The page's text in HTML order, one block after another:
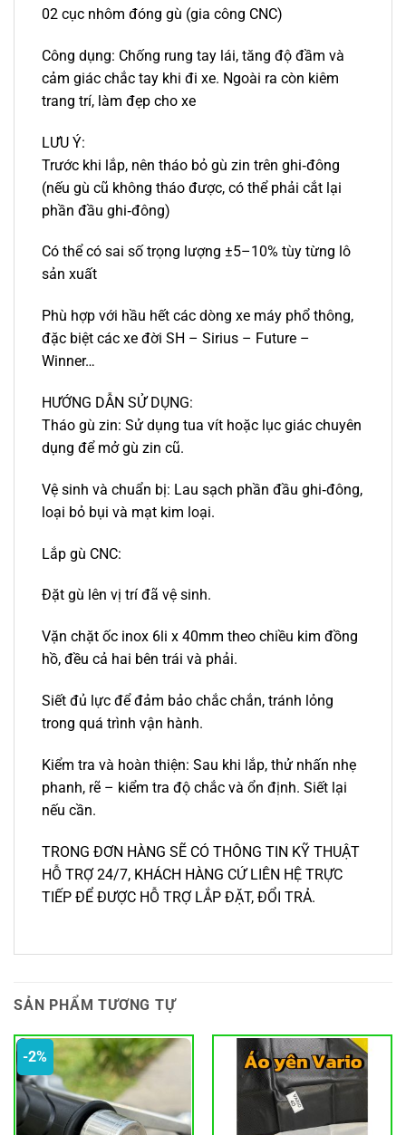
02 cục nhôm đóng gù (gia công CNC)
Công dụng: Chống rung tay lái, tăng độ đầm và
cảm giác chắc tay khi đi xe. Ngoài ra còn kiêm
trang trí, làm đẹp cho xe
LƯU Ý:
Trước khi lắp, nên tháo bỏ gù zin trên ghi‑đông
(nếu gù cũ không tháo được, có thể phải cắt lại
phần đầu ghi‑đông)
Có thể có sai số trọng lượng ±5–10% tùy từng lô
sản xuất
Phù hợp với hầu hết các dòng xe máy phổ thông,
đặc biệt các xe đời SH – Sirius – Future –
Winner…
HƯỚNG DẪN SỬ DỤNG:
Tháo gù zin: Sử dụng tua vít hoặc lục giác chuyên
dụng để mở gù zin cũ.
Vệ sinh và chuẩn bị: Lau sạch phần đầu ghi‑đông,
loại bỏ bụi và mạt kim loại.
Lắp gù CNC:
Đặt gù lên vị trí đã vệ sinh.
Vặn chặt ốc inox 6li x 40mm theo chiều kim đồng
hồ, đều cả hai bên trái và phải.
Siết đủ lực để đảm bảo chắc chắn, tránh lỏng
trong quá trình vận hành.
Kiểm tra và hoàn thiện: Sau khi lắp, thử nhấn nhẹ
phanh, rẽ – kiểm tra độ chắc và ổn định. Siết lại
nếu cần.
TRONG ĐƠN HÀNG SẼ CÓ THÔNG TIN KỸ THUẬT
HỖ TRỢ 24/7, KHÁCH HÀNG CỨ LIÊN HỆ TRỰC
TIẾP ĐỂ ĐƯỢC HỖ TRỢ LẮP ĐẶT, ĐỔI TRẢ.
SẢN PHẨM TƯƠNG TỰ
-2%